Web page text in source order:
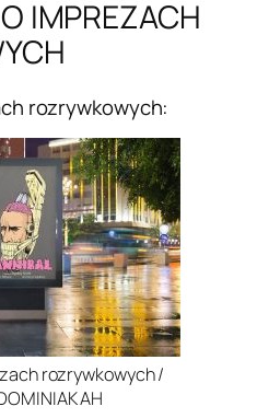
IMPREZACH
rozrywkowych:
rozrywkowych /
AH